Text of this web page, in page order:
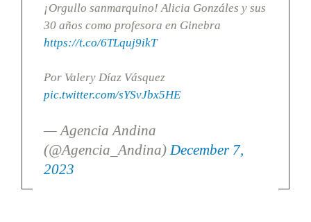
¡Orgullo sanmarquino! Alicia Gonzáles y sus
30 años como profesora en Ginebra
https://t.co/6TLquj9ikT
Por Valery Díaz Vásquez
pic.twitter.com/sYSvJbx5HE
— Agencia Andina
(@Agencia_Andina) December 7,
2023